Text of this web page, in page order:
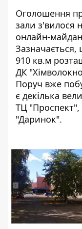
Оголошення
зали з'вилося
онлайн-
910 кв.м
ДК
Поруч вже
є декілька
ТЦ "Проспект",
"Даринок".